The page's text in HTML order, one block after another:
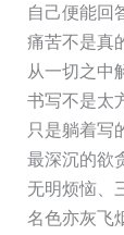
自己便能回
痛苦不是真
从一切之中
书写不是太
只是躺着写
最深沉的欲
无明烦恼、
名色亦灰飞